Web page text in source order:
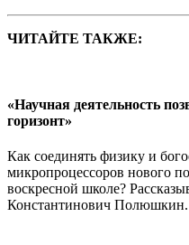
ЧИТАЙТЕ ТАКЖЕ:
«Научная деятельность
горизонт»
Как соединять физику и
микропроцессоров нового
воскресной школе?
Константинович Полюшкин.